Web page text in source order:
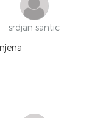
srdjan santic